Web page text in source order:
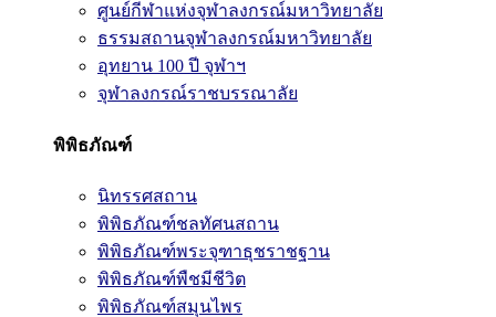
ศูนย์กีฬาแห่งจุฬาลงกรณ์มหาวิทยาลัย
ธรรมสถานจุฬาลงกรณ์มหาวิทยาลัย
อุทยาน 100 ปี จุฬาฯ
จุฬาลงกรณ์ราชบรรณาลัย
พิพิธภัณฑ์
นิทรรศสถาน
พิพิธภัณฑ์ชลทัศนสถาน
พิพิธภัณฑ์พระจุฑาธุชราชฐาน
พิพิธภัณฑ์พืชมีชีวิต
พิพิธภัณฑ์สมุนไพร